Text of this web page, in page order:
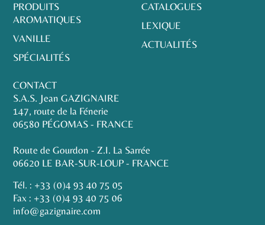
PRODUITS
AROMATIQUES
VANILLE
SPÉCIALITÉS
CATALOGUES
LEXIQUE
ACTUALITÉS
CONTACT
S.A.S. Jean GAZIGNAIRE
147, route de la Fénerie
06580 PÉGOMAS - FRANCE
Route de Gourdon - Z.I. La Sarrée
06620 LE BAR-SUR-LOUP - FRANCE
Tél. : +33 (0)4 93 40 75 05
Fax : +33 (0)4 93 40 75 06
info@gazignaire.com